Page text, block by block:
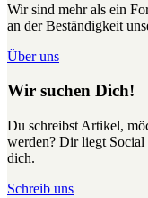
Wir sind mehr als ein
an der Beständigkeit
Über uns
Wir suchen Dich!
Du schreibst Artikel,
werden? Dir liegt
dich.
Schreib uns